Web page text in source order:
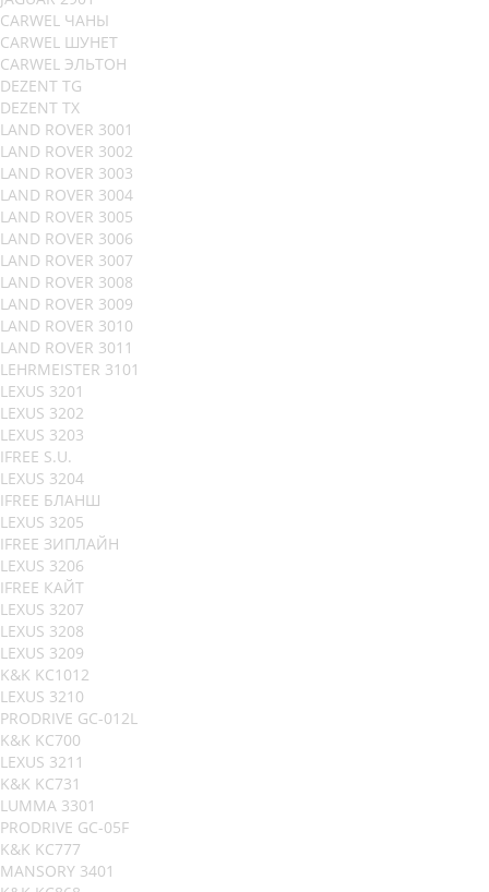
CARWEL ЧАНЫ
CARWEL ШУНЕТ
CARWEL ЭЛЬТОН
DEZENT TG
DEZENT TX
LAND ROVER 3001
LAND ROVER 3002
LAND ROVER 3003
LAND ROVER 3004
LAND ROVER 3005
LAND ROVER 3006
LAND ROVER 3007
LAND ROVER 3008
LAND ROVER 3009
LAND ROVER 3010
LAND ROVER 3011
LEHRMEISTER 3101
LEXUS 3201
LEXUS 3202
LEXUS 3203
IFREE S.U.
LEXUS 3204
IFREE БЛАНШ
LEXUS 3205
IFREE ЗИПЛАЙН
LEXUS 3206
IFREE КАЙТ
LEXUS 3207
LEXUS 3208
LEXUS 3209
K&K KC1012
LEXUS 3210
PRODRIVE GC-012L
K&K KC700
LEXUS 3211
K&K KC731
LUMMA 3301
PRODRIVE GC-05F
K&K KC777
MANSORY 3401